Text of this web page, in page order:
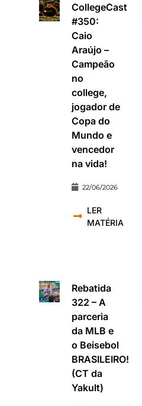
CollegeCast
#350:
Caio
Araújo –
Campeão
no
college,
jogador de
Copa do
Mundo e
vencedor
na vida!
22/06/2026
LER
MATÉRIA
Rebatida
322 – A
parceria
da MLB e
o Beisebol
BRASILEIRO!
(CT da
Yakult)